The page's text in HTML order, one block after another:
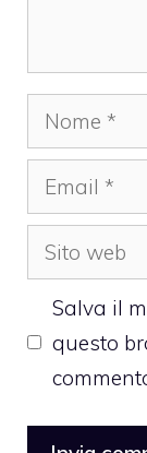
Nome
Email
Sito
web
Salva il
questo